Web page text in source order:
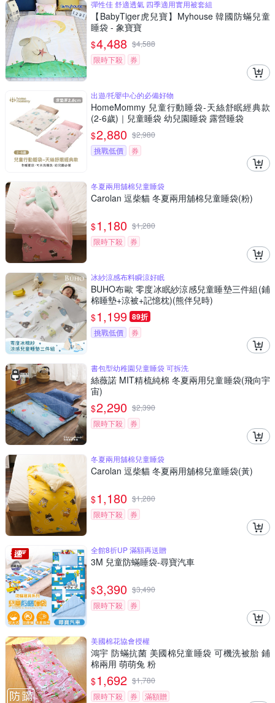
彈性佳 舒適透氣 四季適用實用被套組
【BabyTiger虎兒寶】Myhouse 韓國防蟎兒童
睡袋 - 象寶寶
$4,488 $4,588
限時下殺
券
出遊/托嬰中心的必備好物
HomeMommy 兒童行動睡袋-天絲舒眠經典款
(2-6歲)｜兒童睡袋 幼兒園睡袋 露營睡袋
$2,880 $2,980
挑戰低價
券
冬夏兩用舖棉兒童睡袋
Carolan 逗柴貓 冬夏兩用舖棉兒童睡袋(粉)
$1,180 $1,280
限時下殺
券
冰紗涼感布料瞬涼好眠
BUHO布歐 零度冰眠紗涼感兒童睡墊三件組(鋪
棉睡墊+涼被+記憶枕)(熊伴兒時)
$1,199 89折
挑戰低價 券
書包型幼稚園兒童睡袋 可拆洗
絲薇諾 MIT精梳純棉 冬夏兩用兒童睡袋(飛向宇
宙)
$2,290 $2,390
限時下殺
券
冬夏兩用舖棉兒童睡袋
Carolan 逗柴貓 冬夏兩用舖棉兒童睡袋(黃)
$1,180 $1,280
限時下殺
券
全館8折UP 滿額再送贈
3M 兒童防蟎睡袋-尋寶汽車
$3,390 $3,490
限時下殺
券
美國棉花協會授權
鴻宇 防蟎抗菌 美國棉兒童睡袋 可機洗被胎 鋪
棉兩用 萌萌兔 粉
$1,692 $1,780
限時下殺
券 滿額贈